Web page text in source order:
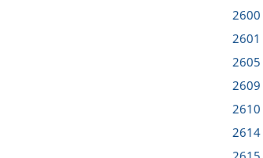
2600
2601
2605
2609
2610
2614